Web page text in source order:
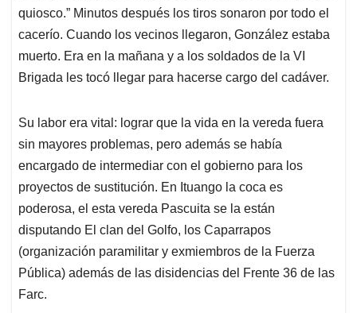
quiosco.” Minutos después los tiros sonaron por todo el
cacerío. Cuando los vecinos llegaron, González estaba
muerto. Era en la mañana y a los soldados de la VI
Brigada les tocó llegar para hacerse cargo del cadáver.
Su labor era vital: lograr que la vida en la vereda fuera
sin mayores problemas, pero además se había
encargado de intermediar con el gobierno para los
proyectos de sustitución. En Ituango la coca es
poderosa, el esta vereda Pascuita se la están
disputando El clan del Golfo, los Caparrapos
(organización paramilitar y exmiembros de la Fuerza
Pública) además de las disidencias del Frente 36 de las
Farc.